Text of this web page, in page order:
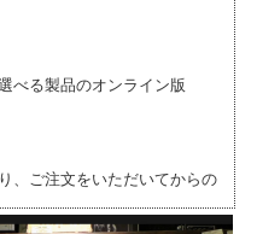
べる製品のオンライン版
、ご注文をいただいてからの